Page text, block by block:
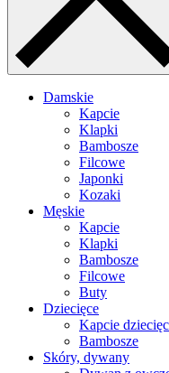
Damskie
Kapcie
Klapki
Bambosze
Filcowe
Japonki
Kozaki
Męskie
Kapcie
Klapki
Bambosze
Filcowe
Buty
Dziecięce
Kapcie
Bambosze
Skóry, dywany